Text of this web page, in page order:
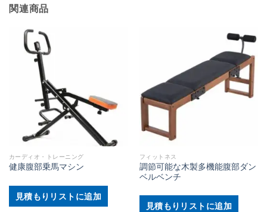
関連商品
カーディオ・トレーニング
健康腹部乗馬マシン
見積もりリストに追加
フィットネス
調節可能な木製多機能腹部ダン
ベルベンチ
見積もりリストに追加